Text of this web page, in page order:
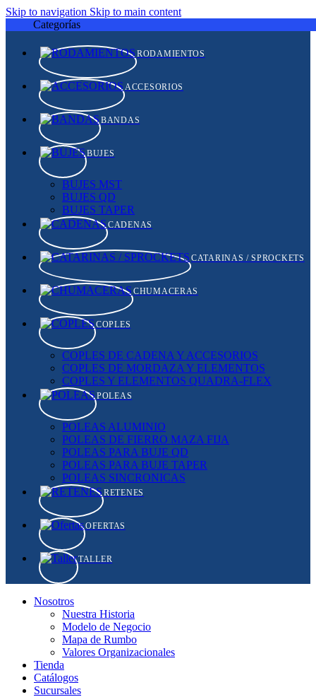
Skip to navigation Skip to main content
Categorías
RODAMIENTOS
ACCESORIOS
BANDAS
BUJES
BUJES MST
BUJES QD
BUJES TAPER
CADENAS
CATARINAS / SPROCKETS
CHUMACERAS
COPLES
COPLES DE CADENA Y ACCESORIOS
COPLES DE MORDAZA Y ELEMENTOS
COPLES Y ELEMENTOS QUADRA-FLEX
POLEAS
POLEAS ALUMINIO
POLEAS DE FIERRO MAZA FIJA
POLEAS PARA BUJE QD
POLEAS PARA BUJE TAPER
POLEAS SINCRONICAS
RETENES
OFERTAS
TALLER
Nosotros
Nuestra Historia
Modelo de Negocio
Mapa de Rumbo
Valores Organizacionales
Tienda
Catálogos
Sucursales